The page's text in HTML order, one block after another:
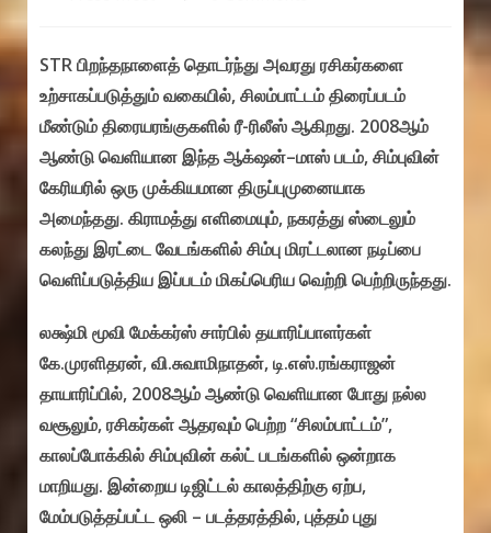
STR பிறந்தநாளைத் தொடர்ந்து அவரது ரசிகர்களை
உற்சாகப்படுத்தும் வகையில், சிலம்பாட்டம் திரைப்படம்
மீண்டும் திரையரங்குகளில் ரீ-ரிலீஸ் ஆகிறது. 2008ஆம்
ஆண்டு வெளியான இந்த ஆக்‌ஷன்–மாஸ் படம், சிம்புவின்
கேரியரில் ஒரு முக்கியமான திருப்புமுனையாக
அமைந்தது. கிராமத்து எளிமையும், நகரத்து ஸ்டைலும்
கலந்து இரட்டை வேடங்களில் சிம்பு மிரட்டலான நடிப்பை
வெளிப்படுத்திய இப்படம் மிகப்பெரிய வெற்றி பெற்றிருந்தது.
லக்ஷ்மி மூவி மேக்கர்ஸ் சார்பில் தயாரிப்பாளர்கள்
கே.முரளிதரன், வி.சுவாமிநாதன், டி.எஸ்.ரங்கராஜன்
தாயாரிப்பில், 2008ஆம் ஆண்டு வெளியான போது நல்ல
வசூலும், ரசிகர்கள் ஆதரவும் பெற்ற “சிலம்பாட்டம்”,
காலப்போக்கில் சிம்புவின் கல்ட் படங்களில் ஒன்றாக
மாறியது. இன்றைய டிஜிட்டல் காலத்திற்கு ஏற்ப,
மேம்படுத்தப்பட்ட ஒலி – படத்தரத்தில், புத்தம் புது